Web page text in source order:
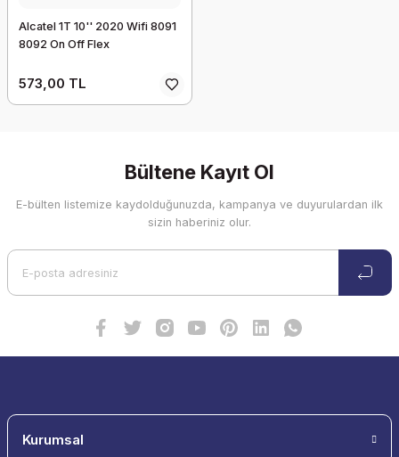
Alcatel 1T 10'' 2020 Wifi 8091
8092 On Off Flex
573,00 TL
Bültene Kayıt Ol
E-bülten listemize kaydolduğunuzda, kampanya ve duyurulardan ilk
sizin haberiniz olur.
Kurumsal